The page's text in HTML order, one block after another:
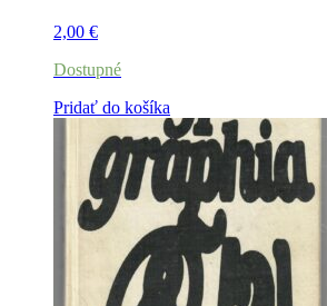
2,00 €
Dostupné
Pridať do košíka